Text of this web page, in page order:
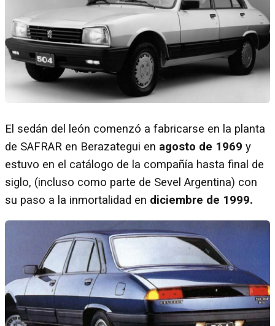
El sedán del león comenzó a fabricarse en la planta
de SAFRAR en Berazategui en agosto de 1969 y
estuvo en el catálogo de la compañía hasta final de
siglo, (incluso como parte de Sevel Argentina) con
su paso a la inmortalidad en diciembre de 1999.